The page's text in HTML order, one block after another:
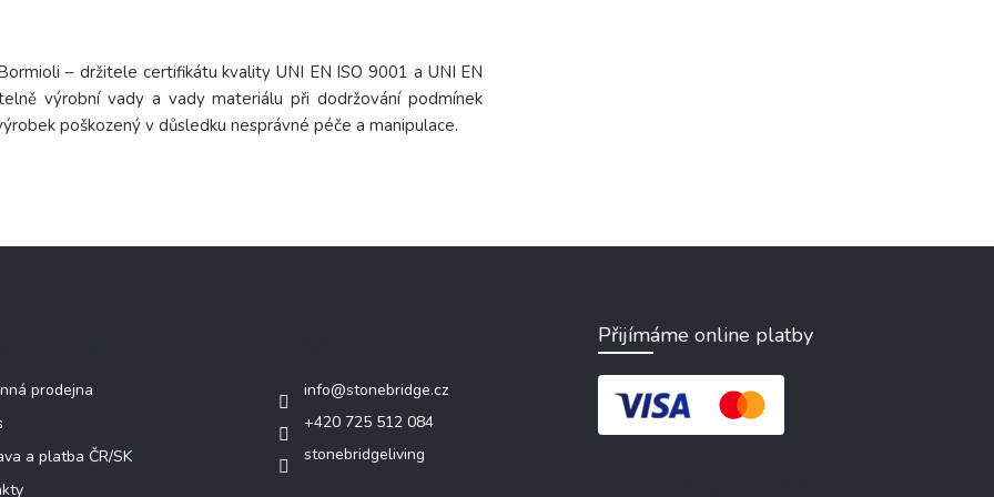
– držitele certifikátu kvality UNI EN ISO 9001 a UNI EN
výrobní vady a vady materiálu při dodržování podmínek
poškozený v důsledku nesprávné péče a manipulace.
prodejna
a platba ČR/SK
info@stonebridge.cz
+420 725 512 084
stonebridgeliving
Přijímáme online platby